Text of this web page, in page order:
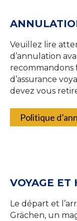
Veuillez lire
d’annulation
recommandons
d’assurance
devez vous
Politique
VOYAGE ET
Le départ et
Grächen, un